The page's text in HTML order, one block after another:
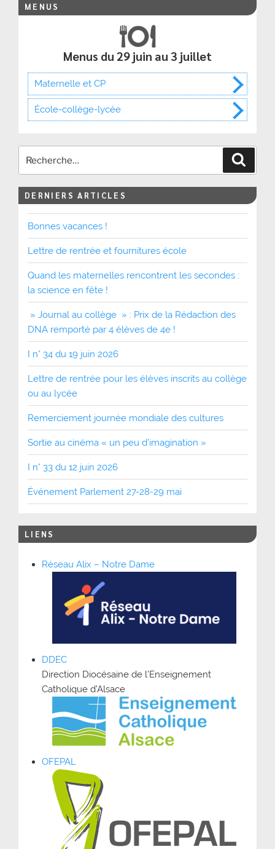
MENUS
Menus du 29 juin au 3 juillet
Maternelle et CP
École-collège-lycée
DERNIERS ARTICLES
Bonnes vacances !
Lettre de rentrée et fournitures école
Quand les maternelles rencontrent les secondes :
la science en fête !
» Journal au collège » : Prix de la Rédaction des
DNA remporté par 4 élèves de 4e !
I n° 34 du 19 juin 2026
Lettre de rentrée pour les élèves inscrits au collège
ou au lycée
Remerciement journée mondiale des cultures
Sortie au cinéma « un peu d’imagination »
I n° 33 du 12 juin 2026
Événement Parlement 27-28-29 mai
LIENS
Réseau Alix – Notre Dame
DDEC
Direction Diocésaine de l’Enseignement
Catholique d’Alsace
OFEPAL